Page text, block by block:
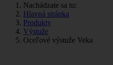
Nachádzate sa tu:
Hlavná stránka
Produkty
Výstuže
Oceľové výstuže Veka